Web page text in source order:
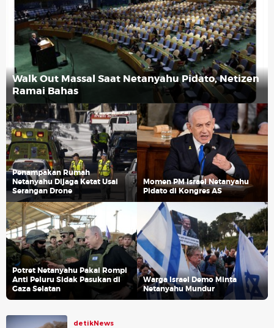
Walk Out Massal Saat Netanyahu Pidato, Netizen
Ramai Bahas
Penampakan Rumah
Netanyahu Dijaga Ketat Usai
Serangan Drone
Momen PM Israel Netanyahu
Pidato di Kongres AS
Potret Netanyahu Pakai Rompi
Anti Peluru Sidak Pasukan di
Gaza Selatan
Warga Israel Demo Minta
Netanyahu Mundur
detikNews